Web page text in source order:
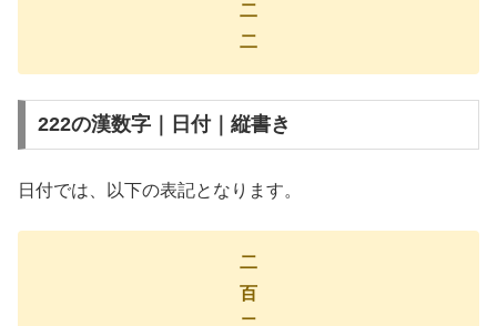
二
二
222の漢数字｜日付｜縦書き
日付では、以下の表記となります。
二
百